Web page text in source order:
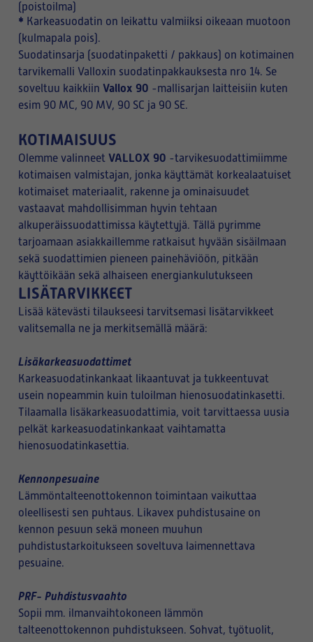
(poistoilma)
* Karkeasuodatin on leikattu valmiiksi oikeaan muotoon
(kulmapala pois).
Suodatinsarja (suodatinpaketti / pakkaus) on kotimainen
tarvikemalli Valloxin suodatinpakkauksesta nro 14. Se
soveltuu kaikkiin Vallox 90 -mallisarjan laitteisiin kuten
esim 90 MC, 90 MV, 90 SC ja 90 SE.
KOTIMAISUUS
Olemme valinneet VALLOX 90 -tarvikesuodattimiimme
kotimaisen valmistajan, jonka käyttämät korkealaatuiset
kotimaiset materiaalit, rakenne ja ominaisuudet
vastaavat mahdollisimman hyvin tehtaan
alkuperäissuodattimissa käytettyjä. Tällä pyrimme
tarjoamaan asiakkaillemme ratkaisut hyvään sisäilmaan
sekä suodattimien pieneen painehäviöön, pitkään
käyttöikään sekä alhaiseen energiankulutukseen
LISÄTARVIKKEET
Lisää kätevästi tilaukseesi tarvitsemasi lisätarvikkeet
valitsemalla ne ja merkitsemällä määrä:
Lisäkarkeasuodattimet
Karkeasuodatinkankaat likaantuvat ja tukkeentuvat
usein nopeammin kuin tuloilman hienosuodatinkasetti.
Tilaamalla lisäkarkeasuodattimia, voit tarvittaessa uusia
pelkät karkeasuodatinkankaat vaihtamatta
hienosuodatinkasettia.
Kennonpesuaine
Lämmöntalteenottokennon toimintaan vaikuttaa
oleellisesti sen puhtaus. Likavex puhdistusaine on
kennon pesuun sekä moneen muuhun
puhdistustarkoitukseen soveltuva laimennettava
pesuaine.
PRF- Puhdistusvaahto
Sopii mm. ilmanvaihtokoneen lämmön
talteenottokennon puhdistukseen. Sohvat, työtuolit,